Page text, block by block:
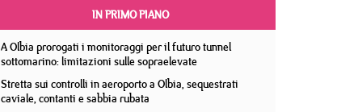
IN PRIMO PIANO
A Olbia prorogati i monitoraggi per il futuro tunnel
sottomarino: limitazioni sulle sopraelevate
Stretta sui controlli in aeroporto a Olbia, sequestrati
caviale, contanti e sabbia rubata